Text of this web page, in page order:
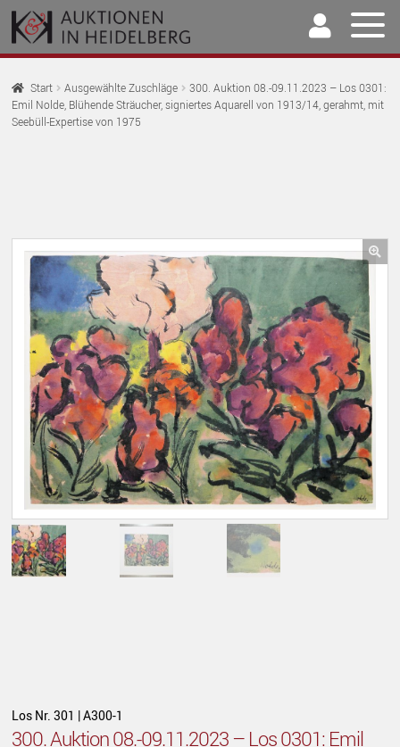
Zur
Navigation
springen
Springe
zum
Inhalt
Home
Auktionen
Unser Team
Kontakt
Start Ausgewählte Zuschläge
300. Auktion 08.-09.11.2023 – Los 0301:
Emil Nolde, Blühende Sträucher, signiertes Aquarell von 1913/14, gerahmt, mit
Seebüll-Expertise von 1975
🔍
Los Nr. 301 | A300-1
300. Auktion 08.-09.11.2023 – Los 0301: Emil